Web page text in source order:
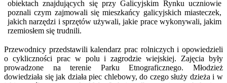
obiektach znajdujących się przy Galicyjskim Rynku uczniowie
poznali czym zajmowali się mieszkańcy galicyjskich miasteczek,
jakich narzędzi i sprzętów używali, jakie prace wykonywali, jakim
rzemiosłem się trudnili.
Przewodnicy przedstawili kalendarz prac rolniczych i opowiedzieli
o cykliczności prac w polu i zagrodzie wiejskiej. Zajęcia były
prowadzone na terenie Parku Etnograficznego. Młodzież
dowiedziała się jak działa piec chlebowy, do czego służy dzieża i w